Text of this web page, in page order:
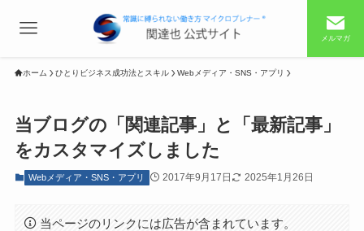
メルマガ
ホーム ひとりビジネス成功法とスキル Webメディア・SNS・アプリ
当ブログの「関連記事」と「最新記事」
をカスタマイズしました
Webメディア・SNS・アプリ 2017年9月17日 2025年1月26日
当ページのリンクには広告が含まれています。